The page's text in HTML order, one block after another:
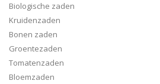
Biologische zaden
Kruidenzaden
Bonen zaden
Groentezaden
Tomatenzaden
Bloemzaden